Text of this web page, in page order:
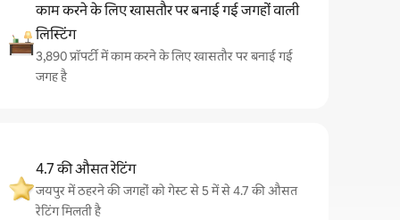
काम करने के लिए खासतौर पर बनाई गई जगहों वाली
लिस्टिंग
3,890 प्रॉपर्टी में काम करने के लिए खासतौर पर बनाई गई
जगह है
4.7 की औसत रेटिंग
जयपुर में ठहरने की जगहों को गेस्ट से 5 में से 4.7 की औसत
रेटिंग मिलती है